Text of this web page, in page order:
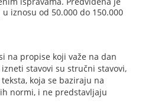
iznosu od 50.000 do 150.000
na propise koji važe na dan
stavovi su stručni stavovi,
koja se baziraju na
normi, i ne predstavljaju